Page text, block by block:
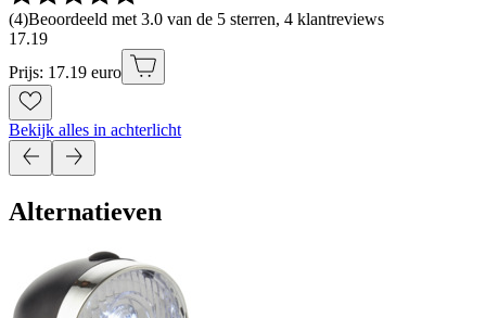
(4)Beoordeeld met 3.0 van de 5 sterren, 4 klantreviews
17.19
Prijs: 17.19 euro
Bekijk alles in achterlicht
Alternatieven